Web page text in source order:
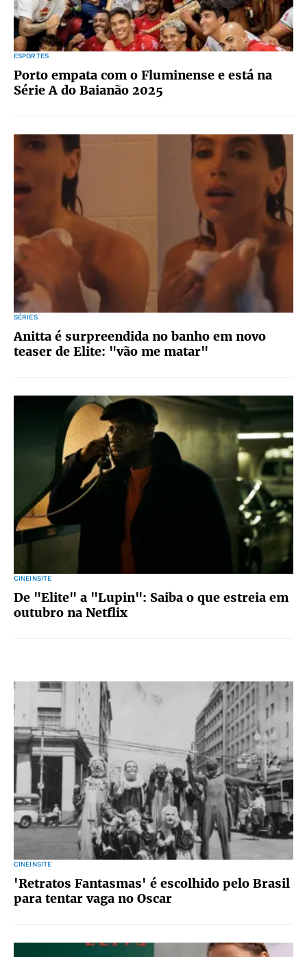
ESPORTES
Porto empata com o Fluminense e está na
Série A do Baianão 2025
SÉRIES
Anitta é surpreendida no banho em novo
teaser de Elite: "vão me matar"
CINEINSITE
De "Elite" a "Lupin": Saiba o que estreia em
outubro na Netflix
CINEINSITE
'Retratos Fantasmas' é escolhido pelo Brasil
para tentar vaga no Oscar